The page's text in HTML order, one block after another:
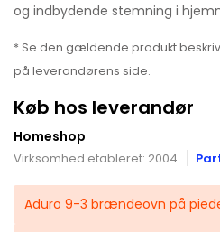
og indbydende stemning i
* Se den gældende produkt
på leverandørens side.
Køb hos leverandør
Homeshop
Virksomhed etableret: 2004
Aduro 9-3 brændeovn på